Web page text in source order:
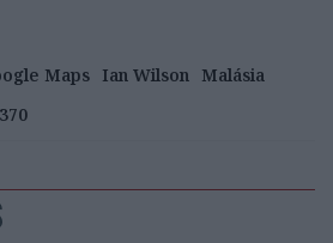
Maps Ian Wilson
Malásia